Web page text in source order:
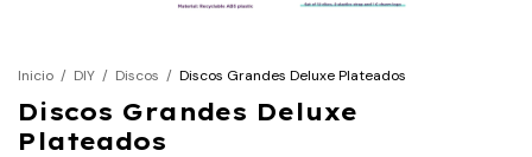
Inicio / DIY / Discos / Discos Grandes Deluxe Plateados
Discos Grandes Deluxe
Plateados